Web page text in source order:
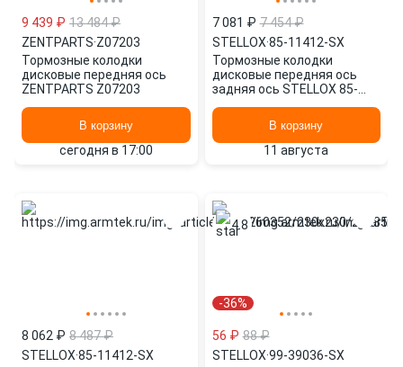
9 439 ₽ 13 484 ₽
ZENTPARTS·Z07203
Тормозные колодки
дисковые передняя ось
ZENTPARTS Z07203
В корзину
сегодня в 17:00
7 081 ₽ 7 454 ₽
STELLOX·85-11412-SX
Тормозные колодки
дисковые передняя ось
задняя ось STELLOX 85-
В корзину
11 августа
8 062 ₽ 8 487 ₽
STELLOX·85-11412-SX
4.8
-36%
56 ₽ 88 ₽
STELLOX·99-39036-SX